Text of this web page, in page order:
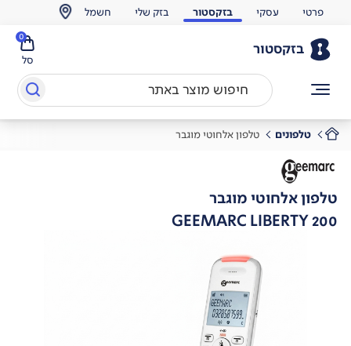
פרטי עסקי בזקסטור בזק שלי חשמל
בזקסטור
סל
0
טלפונים טלפון אלחוטי מוגבר
טלפון אלחוטי מוגבר
GEEMARC LIBERTY 200